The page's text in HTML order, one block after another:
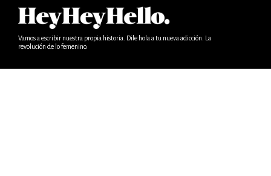
Vamos a escribir nuestra propia historia. Dile hola a tu nueva adicción. La
revolución de lo femenino.